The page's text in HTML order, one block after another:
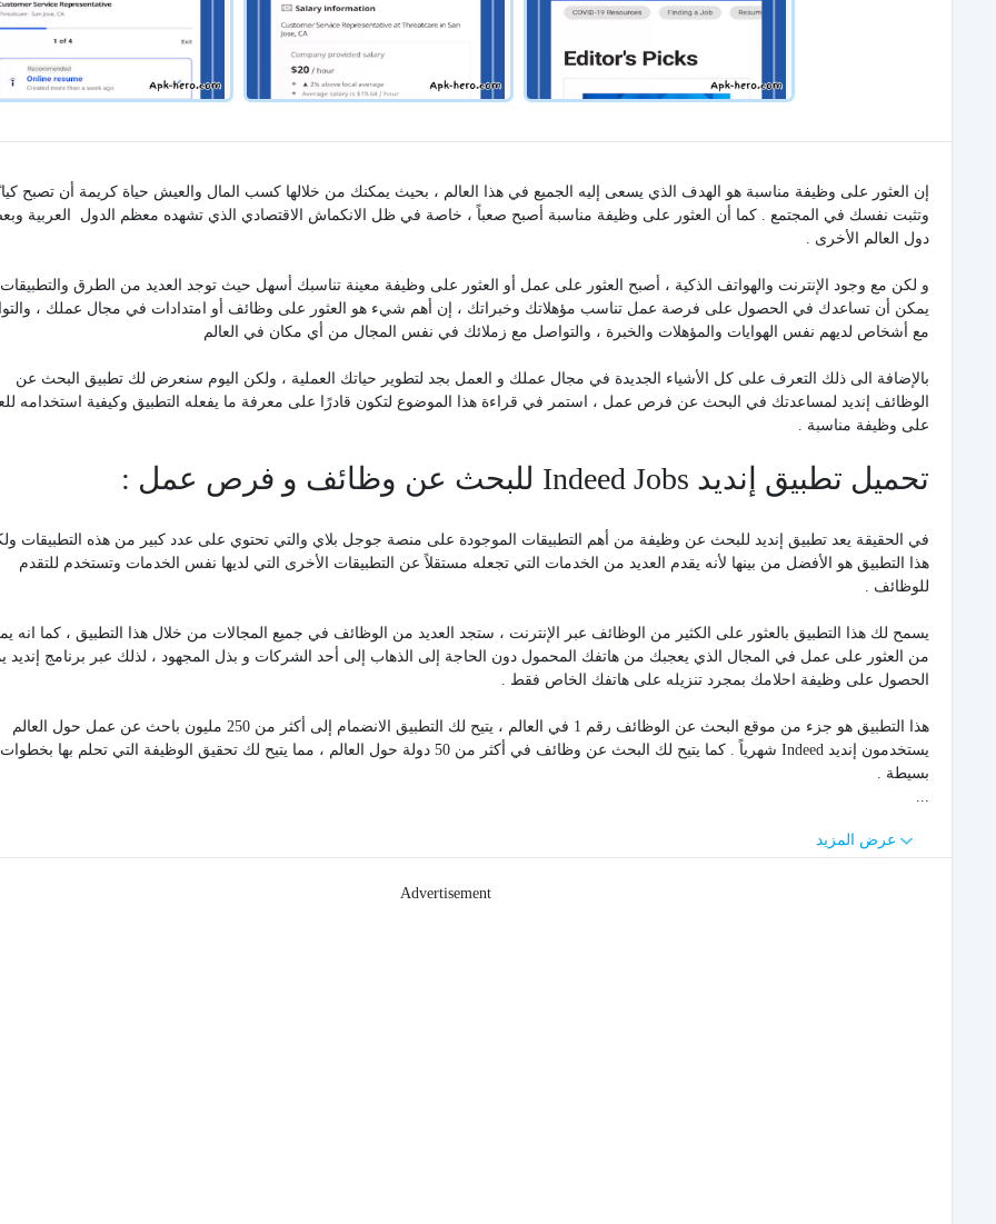
إن العثور على وظيفة مناسبة هو الهدف الذي يسعى إليه الجميع في هذا العالم ، بحيث يمكنك من خلالها كسب المال والعيش حياة كريمة أن تصبح
وتثبت نفسك في المجتمع . كما أن العثور على وظيفة مناسبة أصبح صعباً ، خاصة في ظل الانكماش الاقتصادي الذي تشهده معظم الدول العربية
دول العالم الأخرى .
و لكن مع وجود الإنترنت والهواتف الذكية ، أصبح العثور على عمل أو العثور على وظيفة معينة تناسبك أسهل حيث توجد العديد من الطرق والتطبيقات
يمكن أن تساعدك في الحصول على فرصة عمل تناسب مؤهلاتك وخبراتك ، إن أهم شيء هو العثور على وظائف أو امتدادات في مجال عملك ،
مع أشخاص لديهم نفس الهوايات والمؤهلات والخبرة ، والتواصل مع زملائك في نفس المجال من أي مكان في العالم
بالإضافة الى ذلك التعرف على كل الأشياء الجديدة في مجال عملك و العمل بجد لتطوير حياتك العملية ، ولكن اليوم سنعرض لك تطبيق البحث عن
الوظائف إنديد لمساعدتك في البحث عن فرص عمل ، استمر في قراءة هذا الموضوع لتكون قادرًا على معرفة ما يفعله التطبيق وكيفية استخدامه
على وظيفة مناسبة .
تحميل تطبيق إنديد Indeed Jobs للبحث عن وظائف و فرص عمل :
في الحقيقة يعد تطبيق إنديد للبحث عن وظيفة من أهم التطبيقات الموجودة على منصة جوجل بلاي والتي تحتوي على عدد كبير من هذه التطبيقات
هذا التطبيق هو الأفضل من بينها لأنه يقدم العديد من الخدمات التي تجعله مستقلاً عن التطبيقات الأخرى التي لديها نفس الخدمات وتستخدم للتقدم
للوظائف .
يسمح لك هذا التطبيق بالعثور على الكثير من الوظائف عبر الإنترنت ، ستجد العديد من الوظائف في جميع المجالات من خلال هذا التطبيق ، كما انه
من العثور على عمل في المجال الذي يعجبك من هاتفك المحمول دون الحاجة إلى الذهاب إلى أحد الشركات و بذل المجهود ، لذلك عبر برنامج إنديد
الحصول على وظيفة احلامك بمجرد تنزيله على هاتفك الخاص فقط .
هذا التطبيق هو جزء من موقع البحث عن الوظائف رقم 1 في العالم ، يتيح لك التطبيق الانضمام إلى أكثر من 250 مليون باحث عن عمل حول العالم
يستخدمون إنديد Indeed شهرياً . كما يتيح لك البحث عن وظائف في أكثر من 50 دولة حول العالم ، مما يتيح لك تحقيق الوظيفة التي تحلم بها بخطوات
بسيطة .
عرض المزيد
Advertisement